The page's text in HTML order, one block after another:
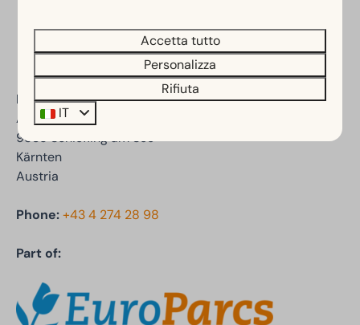
EuroParcs Wörthersee
Auenstraße 47a
9535 Schiefling am See
Kärnten
Austria
Phone:+43 4 274 28 98
Part of:
Accetta tutto
Personalizza
Rifiuta
IT